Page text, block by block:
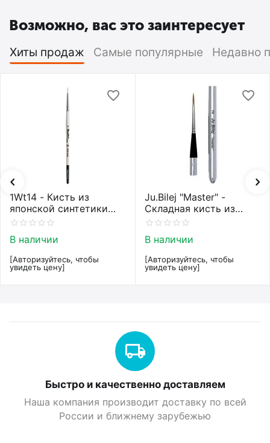
Возможно, вас это заинтересует
Хиты продаж Самые популярные Недавно
1Wt14 - Кисть из
японской синтетики
Roubloff restyle White
В наличии
[Авторизуйтесь, чтобы
увидеть цену]
Ju.Bilej "Master" -
Складная кисть из
колонка от Юлии Билей
В наличии
[Авторизуйтесь, чтобы
увидеть цену]
Быстро и качественно доставляем
Наша компания производит доставку по всей
России и ближнему зарубежью